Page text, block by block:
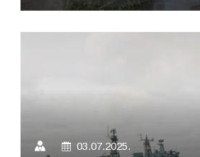
03.07.2025.